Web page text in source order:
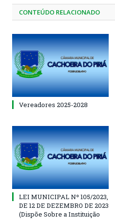
CONTEÚDO RELACIONADO
Vereadores 2025-2028
LEI MUNICIPAL Nº 105/2023,
DE 12 DE DEZEMBRO DE 2023
(Dispõe Sobre a Instituição